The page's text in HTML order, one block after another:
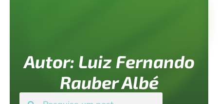
Autor: Luiz Fernando
Rauber Albé